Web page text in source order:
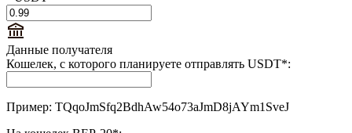
Данные получателя
Кошелек, с которого планируете отправлять USDT*:
Пример: TQqoJmSfq2BdhAw54o73aJmD8jAYm1SveJ